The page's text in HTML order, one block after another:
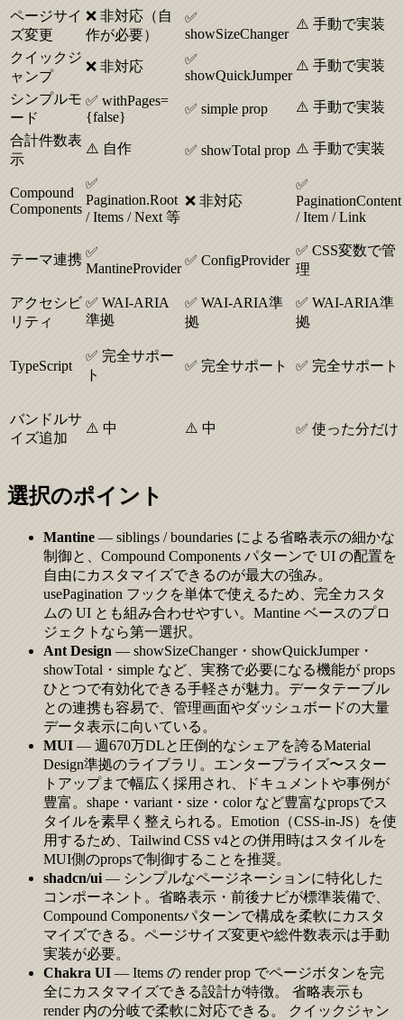
ページサイ
ズ変更
❌ 非対応（自
作が必要）
✅
showSizeChanger
⚠️ 手動で実装
クイックジ
ャンプ
❌ 非対応
✅
showQuickJumper
⚠️ 手動で実装
シンプルモ
ード
✅ withPages=
{false}
✅ simple prop ⚠️ 手動で実装
合計件数表
示
⚠️ 自作 ✅ showTotal prop ⚠️ 手動で実装
Compound
Components
✅
Pagination.Root
/ Items / Next 等
❌ 非対応
✅
PaginationContent
/ Item / Link
テーマ連携 ✅
MantineProvider
✅ ConfigProvider
✅ CSS変数で管
理
アクセシビ
リティ
✅ WAI-ARIA
準拠
✅ WAI-ARIA準
拠
✅ WAI-ARIA準
拠
TypeScript
✅ 完全サポー
ト
✅ 完全サポート ✅ 完全サポート
バンドルサ
イズ追加
⚠️ 中 ⚠️ 中 ✅ 使った分だけ
選択のポイント
Mantine — siblings / boundaries による省略表示の細かな
制御と、Compound Components パターンで UI の配置を
自由にカスタマイズできるのが最大の強み。
usePagination フックを単体で使えるため、完全カスタ
ムの UI とも組み合わせやすい。Mantine ベースのプロ
ジェクトなら第一選択。
Ant Design — showSizeChanger・showQuickJumper・
showTotal・simple など、実務で必要になる機能が props
ひとつで有効化できる手軽さが魅力。データテーブル
との連携も容易で、管理画面やダッシュボードの大量
データ表示に向いている。
MUI — 週670万DLと圧倒的なシェアを誇るMaterial
Design準拠のライブラリ。エンタープライズ〜スター
トアップまで幅広く採用され、ドキュメントや事例が
豊富。shape・variant・size・color など豊富なpropsでス
タイルを素早く整えられる。Emotion（CSS-in-JS）を使
用するため、Tailwind CSS v4との併用時はスタイルを
MUI側のpropsで制御することを推奨。
shadcn/ui — シンプルなページネーションに特化した
コンポーネント。省略表示・前後ナビが標準装備で、
Compound Componentsパターンで構成を柔軟にカスタ
マイズできる。ページサイズ変更や総件数表示は手動
実装が必要。
Chakra UI — Items の render prop でページボタンを完
全にカスタマイズできる設計が特徴。 省略表示も
render 内の分岐で柔軟に対応できる。 クイックジャン